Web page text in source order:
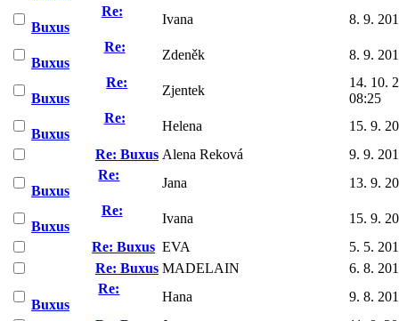
Re:
Buxus
Ivana
8. 9.
Re:
Buxus
Zdeněk
8. 9.
Re:
Buxus
Zjentek
14. 10.
08:25
Re:
Buxus
Helena
15. 9.
Re: Buxus Alena Reková
9. 9.
Re:
Buxus
Jana
13. 9.
Re:
Buxus
Ivana
15. 9.
Re: Buxus EVA
5. 5.
Re: Buxus MADELAIN
6. 8.
Re:
Buxus
Hana
9. 8.